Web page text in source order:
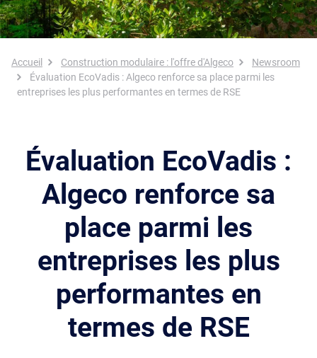
Fil d'Ariane
Accueil Construction modulaire : l'offre d'Algeco
Newsroom
Évaluation EcoVadis : Algeco renforce sa place parmi les
entreprises les plus performantes en termes de RSE
Évaluation EcoVadis :
Algeco renforce sa
place parmi les
entreprises les plus
performantes en
termes de RSE